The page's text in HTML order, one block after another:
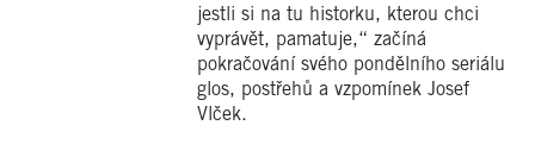
jestli si na tu historku, kterou chci
vyprávět, pamatuje,“ začíná
pokračování svého pondělního seriálu
glos, postřehů a vzpomínek Josef
Vlček.